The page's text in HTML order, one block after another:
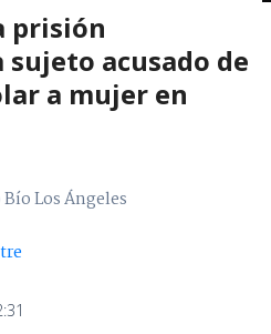
prisión
acusado de
a mujer en
Los Ángeles